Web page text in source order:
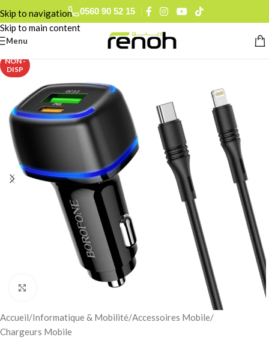
Skip to navigation
Skip to main content
0560 90 52 15
Menu
NON -
DISP
Accueil/Informatique & Mobilité/Accessoires Mobile/
Chargeurs Mobile